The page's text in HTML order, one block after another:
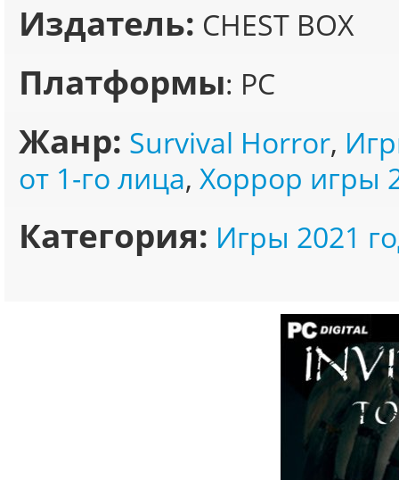
Издатель: CHEST BOX
Платформы: PC
Жанр: Survival Horror,
от 1-го лица, Хоррор игры
Категория: Игры 2021